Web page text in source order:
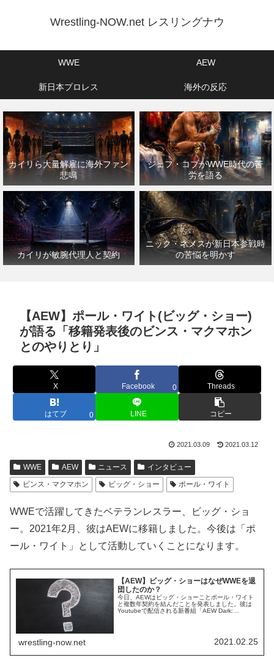
Wrestling-NOW.net レスリングナウ
WWE AEW
新日本プロレス 海外の反応
カイリら大量解雇に海外ファン
悲鳴
ジェフ・コブがWWE時代の苦
労を語る
カイリが敏腕代理人と契約
ニック・ネメスが新日本参戦時
の苦悩を明かす
【AEW】ポール・ワイト(ビッグ・ショー)
が語る「移籍発表後のビンス・マクマホン
とのやりとり」
X Facebook 0 Threads
はてブ 0 LINE コピー
2021.03.09 2021.03.12
WWE AEW ニュース
インタビュー
ビンス・マクマホン
ビッグ・ショー ポール・ワイト
WWEで活躍してきたベテランレスラー、ビッグ・ショ
ー。2021年2月、彼はAEWに移籍しました。今後は「ポ
ール・ワイト」として活動していくことになります。
【AEW】ビッグ・ショーはなぜWWEを退
団したのか？
今日、AEWはビッグ・ショーことポール・ワイト
と複数年契約を結んだことを発表しました。彼は
Youtubeで配信される新番組「AEW Dark:
しょうか？PWInsiderによれば、両者は新たな契約
wrestling-now.net 2021.02.25